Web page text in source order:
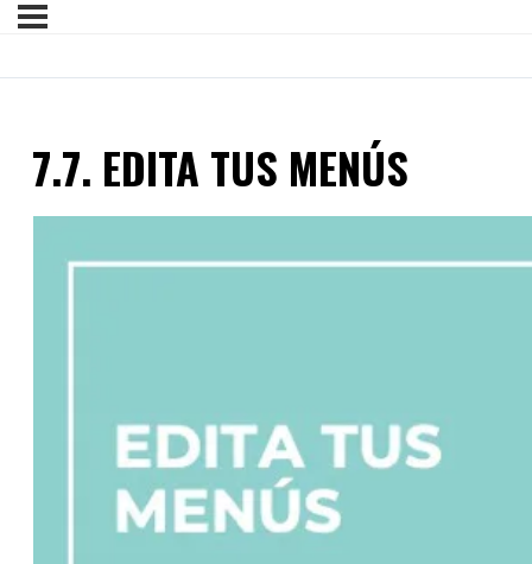
7.7. EDITA TUS MENÚS